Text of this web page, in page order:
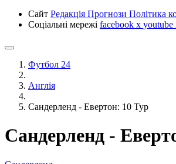
Сайт Редакція Прогнози Політика
Соціальні мережі facebook x youtube
Футбол 24
Англія
Сандерленд - Евертон: 10 Тур
Сандерленд -